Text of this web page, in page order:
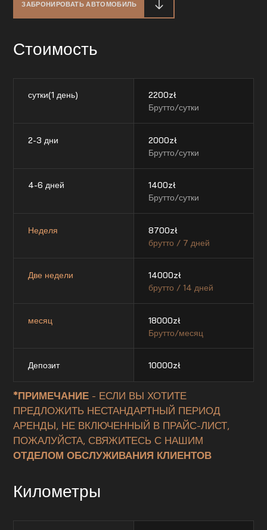
ЗАБРОНИРОВАТЬ АВТОМОБИЛЬ
Стоимость
сутки(1 день) 2200zł
Брутто/сутки
2-3 дни 2000zł
Брутто/сутки
4-6 дней 1400zł
Брутто/сутки
Неделя 8700zł
брутто / 7 дней
Две недели 14000zł
брутто / 14 дней
месяц 18000zł
Брутто/месяц
Депозит 10000zł
*ПРИМЕЧАНИЕ - ЕСЛИ ВЫ ХОТИТЕ
ПРЕДЛОЖИТЬ НЕСТАНДАРТНЫЙ ПЕРИОД
АРЕНДЫ, НЕ ВКЛЮЧЕННЫЙ В ПРАЙС-ЛИСТ,
ПОЖАЛУЙСТА, СВЯЖИТЕСЬ С НАШИМ
ОТДЕЛОМ ОБСЛУЖИВАНИЯ КЛИЕНТОВ
Километры